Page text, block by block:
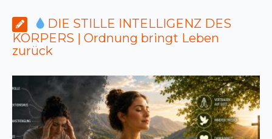
DIE STILLE INTELLIGENZ DES
KÖRPERS | Ordnung bringt Leben
zurück